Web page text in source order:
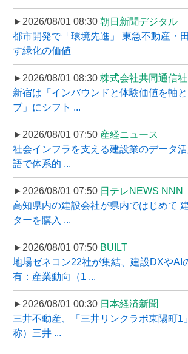
►2026/08/01 08:30 朝日新聞デジタル
都市開発で「環境先進」 東急不動産・
す緑化の価値
►2026/08/01 08:30 株式会社共同通信社
新宿は「インバウンドと体験価値を軸
ブ」にシフト ...
►2026/08/01 07:50 産経ニュース
社会インフラを支える建設業のデータ
語で体系的 ...
►2026/08/01 07:50 日テレNEWS NNN
高知県内の建設会社が県内ではじめて
ターを購入 ...
►2026/08/01 07:50 BUILT
地場ゼネコン22社が集結、建設DXやAI
有：産業動向（1 ...
►2026/08/01 00:30 日本経済新聞
三井不動産、「三井リンクラボ東陽町1
称）三井 ...